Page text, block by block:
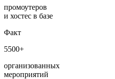
промоутеров
и хостес в базе
Факт
5500+
организованных
мероприятий